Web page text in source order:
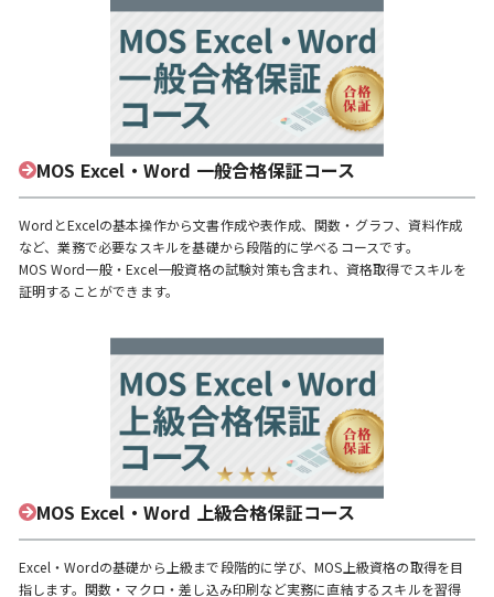
MOS Excel・Word 一般合格保証コース
WordとExcelの基本操作から文書作成や表作成、関数・グラフ、資料作成
など、業務で必要なスキルを基礎から段階的に学べるコースです。
MOS Word一般・Excel一般資格の試験対策も含まれ、資格取得でスキルを
証明することができます。
MOS Excel・Word 上級合格保証コース
Excel・Wordの基礎から上級まで段階的に学び、MOS上級資格の取得を目
指します。関数・マクロ・差し込み印刷など実務に直結するスキルを習得